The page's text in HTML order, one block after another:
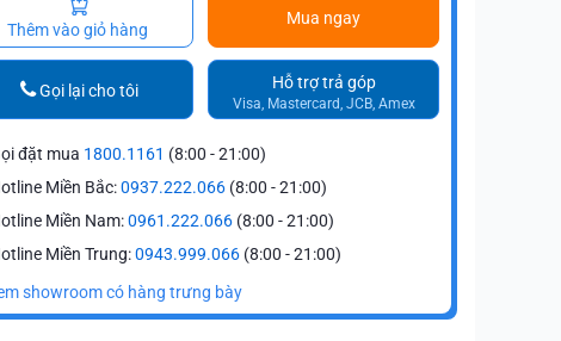
Thêm vào giỏ hàng
Mua ngay
Hỗ trợ trả góp
Visa, Mastercard, JCB, Amex
Gọi lại cho tôi
đặt mua 1800.1161 (8:00 - 21:00)
Miền Bắc:0937.222.066 (8:00 - 21:00)
Miền Nam:0961.222.066 (8:00 - 21:00)
Miền Trung:0943.999.066 (8:00 - 21:00)
showroom có hàng trưng bày